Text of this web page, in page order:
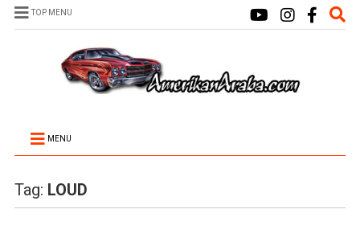
TOP MENU
MENU
Tag: LOUD